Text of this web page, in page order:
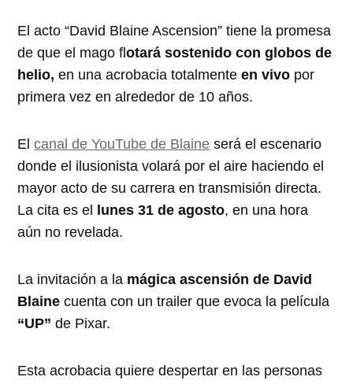
El acto “David Blaine Ascension” tiene la promesa
de que el mago flotará sostenido con globos de
helio, en una acrobacia totalmenteen vivo por
primera vez en alrededor de 10 años.
Elcanal de YouTube de Blaine será el escenario
donde el ilusionista volará por el aire haciendo el
mayor acto de su carrera en transmisión directa.
La cita es el
lunes 31 de agosto, en una hora
aún no revelada.
La invitación a la mágica ascensión de David
Blaine cuenta con un trailer que evoca la película
“UP” de Pixar.
Esta acrobacia quiere despertar en las personas